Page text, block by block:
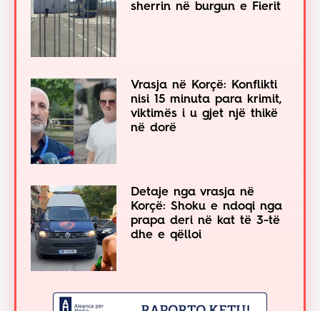
sherrin në burgun e Fierit
Vrasja në Korçë: Konflikti
nisi 15 minuta para krimit,
viktimës i u gjet një thikë
në dorë
Detaje nga vrasja në
Korçë: Shoku e ndoqi nga
prapa deri në kat të 3-të
dhe e qëlloi